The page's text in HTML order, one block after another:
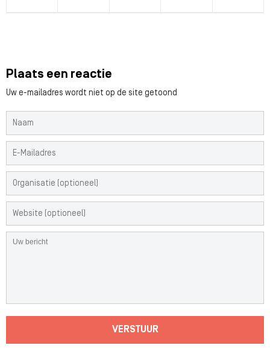
Plaats een reactie
Uw e-mailadres wordt niet op de site getoond
VERSTUUR